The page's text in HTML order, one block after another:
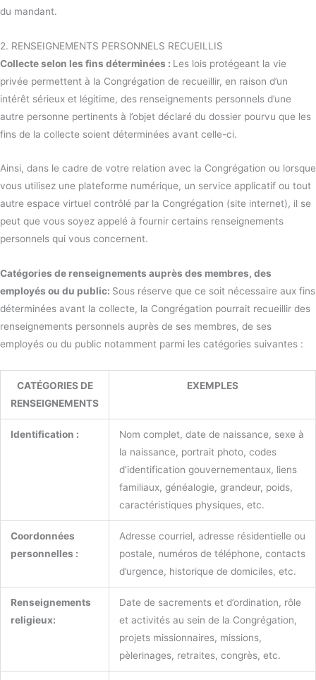
du mandant.
2. RENSEIGNEMENTS PERSONNELS RECUEILLIS
Collecte selon les fins déterminées : Les lois protégeant la vie
privée permettent à la Congrégation de recueillir, en raison d’un
intérêt sérieux et légitime, des renseignements personnels d’une
autre personne pertinents à l’objet déclaré du dossier pourvu que les
fins de la collecte soient déterminées avant celle-ci.
Ainsi, dans le cadre de votre relation avec la Congrégation ou lorsque
vous utilisez une plateforme numérique, un service applicatif ou tout
autre espace virtuel contrôlé par la Congrégation (site internet), il se
peut que vous soyez appelé à fournir certains renseignements
personnels qui vous concernent.
Catégories de renseignements auprès des membres, des
employés ou du public: Sous réserve que ce soit nécessaire aux fins
déterminées avant la collecte, la Congrégation pourrait recueillir des
renseignements personnels auprès de ses membres, de ses
employés ou du public notamment parmi les catégories suivantes :
CATÉGORIES DE
RENSEIGNEMENTS
EXEMPLES
Identification :
Nom complet, date de naissance, sexe à
la naissance, portrait photo, codes
d’identification gouvernementaux, liens
familiaux, généalogie, grandeur, poids,
caractéristiques physiques, etc.
Coordonnées
personnelles :
Adresse courriel, adresse résidentielle ou
postale, numéros de téléphone, contacts
d’urgence, historique de domiciles, etc.
Renseignements
religieux:
Date de sacrements et d’ordination, rôle
et activités au sein de la Congrégation,
projets missionnaires, missions,
pèlerinages, retraites, congrès, etc.